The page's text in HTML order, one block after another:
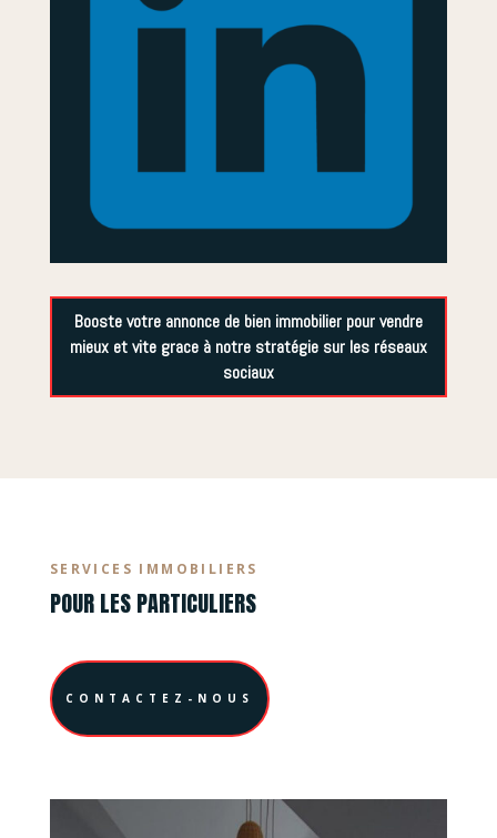
Booste votre annonce de bien immobilier pour vendre
mieux et vite grace à notre stratégie sur les réseaux
sociaux
SERVICES IMMOBILIERS
POUR LES PARTICULIERS
CONTACTEZ-NOUS